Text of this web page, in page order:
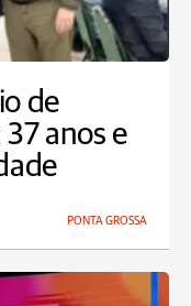
de
anos e
PONTA GROSSA